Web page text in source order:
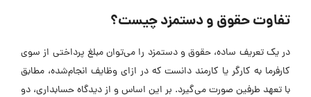
تفاوت حقوق و دستمزد چیست؟
در یک تعریف ساده، حقوق و دستمزد را می‌توان مبلغ پرداختی از سوی
کارفرما به کارگر یا کارمند دانست که در ازای وظایف انجام‌شده، مطابق
با تعهد طرفین صورت می‌گیرد. بر این اساس و از دیدگاه حسابداری، دو